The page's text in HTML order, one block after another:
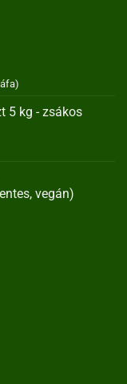
5 kg - zsákos
vegán)